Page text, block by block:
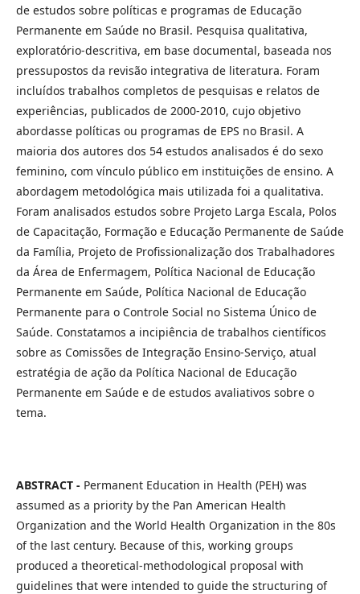
de estudos sobre políticas e programas de Educação
Permanente em Saúde no Brasil. Pesquisa qualitativa,
exploratório-descritiva, em base documental, baseada nos
pressupostos da revisão integrativa de literatura. Foram
incluídos trabalhos completos de pesquisas e relatos de
experiências, publicados de 2000-2010, cujo objetivo
abordasse políticas ou programas de EPS no Brasil. A
maioria dos autores dos 54 estudos analisados é do sexo
feminino, com vínculo público em instituições de ensino. A
abordagem metodológica mais utilizada foi a qualitativa.
Foram analisados estudos sobre Projeto Larga Escala, Polos
de Capacitação, Formação e Educação Permanente de Saúde
da Família, Projeto de Profissionalização dos Trabalhadores
da Área de Enfermagem, Política Nacional de Educação
Permanente em Saúde, Política Nacional de Educação
Permanente para o Controle Social no Sistema Único de
Saúde. Constatamos a incipiência de trabalhos científicos
sobre as Comissões de Integração Ensino-Serviço, atual
estratégia de ação da Política Nacional de Educação
Permanente em Saúde e de estudos avaliativos sobre o
tema.
ABSTRACT - Permanent Education in Health (PEH) was
assumed as a priority by the Pan American Health
Organization and the World Health Organization in the 80s
of the last century. Because of this, working groups
produced a theoretical-methodological proposal with
guidelines that were intended to guide the structuring of